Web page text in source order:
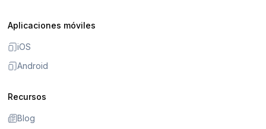
Aplicaciones móviles
iOS
Android
Recursos
Blog